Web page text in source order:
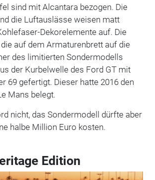
sind mit Alcantara bezogen. Die
die Luftauslässe weisen matt
Dekorelemente auf. Die
auf dem Armaturenbrett auf die
des limitierten Sondermodells
der Kurbelwelle des Ford GT mit
69 gefertigt. Dieser hatte 2016 den
Mans belegt.
nicht, das Sondermodell dürfte aber
halbe Million Euro kosten.
Edition